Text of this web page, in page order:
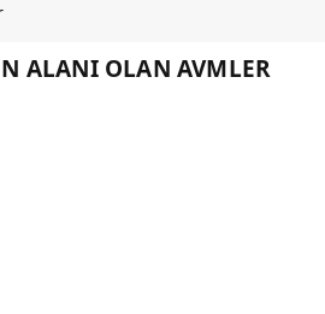
ALANI OLAN AVMLER